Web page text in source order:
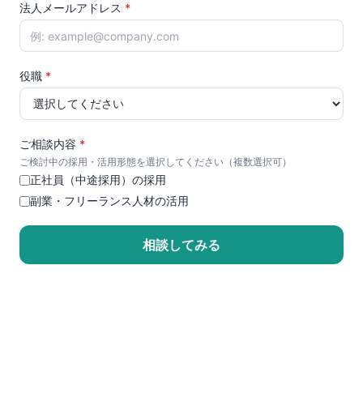
法人メールアドレス *
役職 *
ご相談内容 *
ご検討中の採用・活用形態を選択してください（複数選択可）
正社員（中途採用）の採用
副業・フリーランス人材の活用
相談してみる